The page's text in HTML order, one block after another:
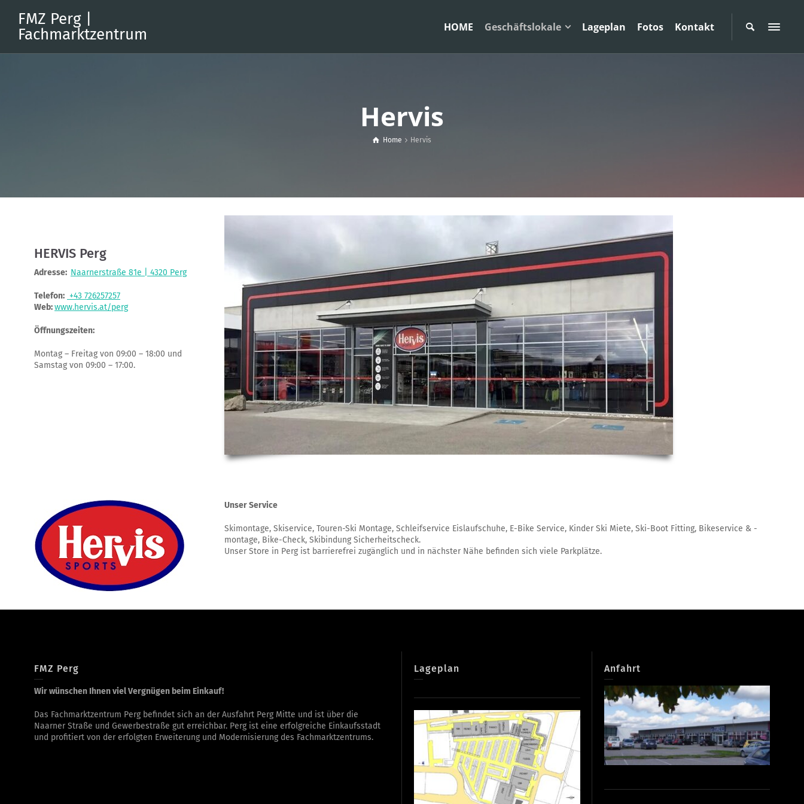
FMZ Perg |
Fachmarktzentrum
HOME Geschäftslokale Lageplan Fotos Kontakt
Hervis
Home Hervis
HERVIS Perg
Adresse: Naarnerstraße 81e | 4320 Perg
Telefon: +43 726257257
Web:www.hervis.at/perg
Öffnungszeiten:
Montag – Freitag von 09:00 – 18:00 und
Samstag von 09:00 – 17:00.
Unser Service
Skimontage, Skiservice, Touren-Ski Montage, Schleifservice Eislaufschuhe, E-Bike Service, Kinder Ski Miete, Ski-Boot Fitting, Bikeservice & -
montage, Bike-Check, Skibindung Sicherheitscheck.
Unser Store in Perg ist barrierefrei zugänglich und in nächster Nähe befinden sich viele Parkplätze.
FMZ Perg
Wir wünschen Ihnen viel Vergnügen beim Einkauf!
Das Fachmarktzentrum Perg befindet sich an der Ausfahrt Perg Mitte und ist über die
Naarner Straße und Gewerbestraße gut erreichbar. Perg ist eine erfolgreiche Einkaufsstadt
und profitiert von der erfolgten Erweiterung und Modernisierung des Fachmarktzentrums.
Lageplan Anfahrt